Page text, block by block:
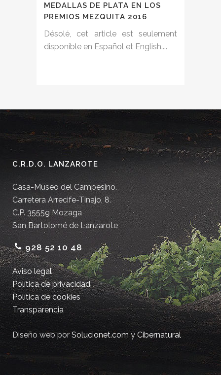
MEDALLAS DE PLATA EN LOS
PREMIOS MEZQUITA 2016
Désolé, cet article est seulement
disponible en Español et English....
C.R.D.O. LANZAROTE
Casa-Museo del Campesino.
Carretera Arrecife-Tinajo, 8.
C.P. 35559 Mozaga
San Bartolomé de Lanzarote
928 52 10 48
Aviso legal
Política de privacidad
Política de cookies
Transparencia
Diseño web porSolucionet.comyCibernatural